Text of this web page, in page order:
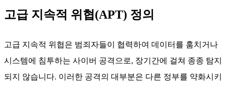
고급 지속적 위협(APT) 정의
고급 지속적 위협은 범죄자들이 협력하여 데이터를 훔치거나
시스템에 침투하는 사이버 공격으로, 장기간에 걸쳐 종종 탐지
되지 않습니다. 이러한 공격의 대부분은 다른 정부를 약화시키